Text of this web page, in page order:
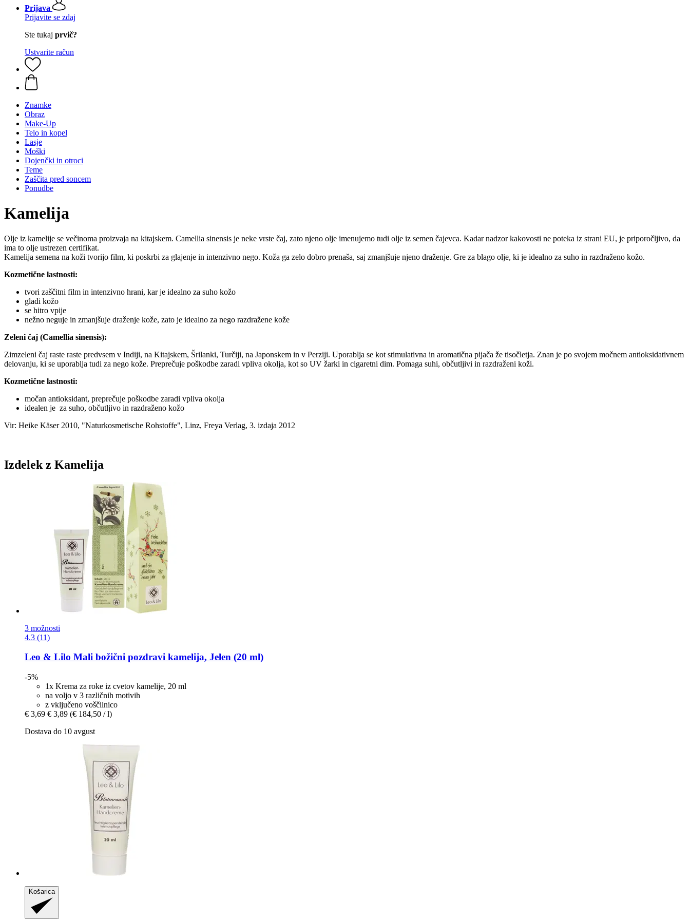
Prijava
Prijavite se zdaj
Ste tukaj prvič?
Ustvarite račun
Znamke
Obraz
Make-Up
Telo in kopel
Lasje
Moški
Dojenčki in otroci
Teme
Zaščita pred soncem
Ponudbe
Kamelija
Olje iz kamelije se večinoma proizvaja na kitajskem. Camellia sinensis je neke vrste čaj, zato njeno olje imenujemo tudi olje iz semen čajevca. Kadar nadzor kakovosti ne poteka iz strani EU, je priporočljivo, da
ima to olje ustrezen certifikat.
Kamelija semena na koži tvorijo film, ki poskrbi za glajenje in intenzivno nego. Koža ga zelo dobro prenaša, saj zmanjšuje njeno draženje. Gre za blago olje, ki je idealno za suho in razdraženo kožo.
Kozmetične lastnosti:
tvori zaščitni film in intenzivno hrani, kar je idealno za suho kožo
gladi kožo
se hitro vpije
nežno neguje in zmanjšuje draženje kože, zato je idealno za nego razdražene kože
Zeleni čaj (Camellia sinensis):
Zimzeleni čaj raste raste predvsem v Indiji, na Kitajskem, Šrilanki, Turčiji, na Japonskem in v Perziji. Uporablja se kot stimulativna in aromatična pijača že tisočletja. Znan je po svojem močnem antioksidativnem
delovanju, ki se uporablja tudi za nego kože. Preprečuje poškodbe zaradi vpliva okolja, kot so UV žarki in cigaretni dim. Pomaga suhi, občutljivi in razdraženi koži.
Kozmetične lastnosti:
močan antioksidant, preprečuje poškodbe zaradi vpliva okolja
idealen je za suho, občutljivo in razdraženo kožo
Vir: Heike Käser 2010, "Naturkosmetische Rohstoffe", Linz, Freya Verlag, 3. izdaja 2012
Izdelek z Kamelija
3 možnosti
4.3 (11)
Leo & Lilo Mali božični pozdravi kamelija, Jelen (20 ml)
-5%
1x Krema za roke iz cvetov kamelije, 20 ml
na voljo v 3 različnih motivih
z vključeno voščilnico
€ 3,69 € 3,89 (€ 184,50 / l)
Dostava do 10 avgust
Košarica